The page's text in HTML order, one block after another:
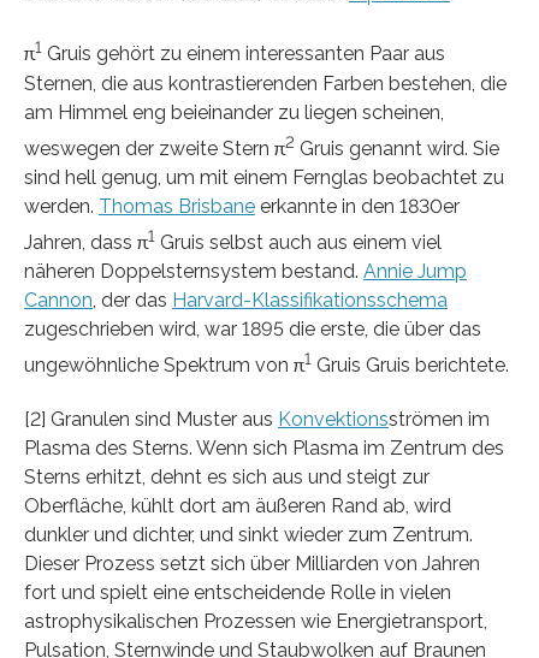
π1 Gruis gehört zu einem interessanten Paar aus
Sternen, die aus kontrastierenden Farben bestehen, die
am Himmel eng beieinander zu liegen scheinen,
weswegen der zweite Stern π2 Gruis genannt wird. Sie
sind hell genug, um mit einem Fernglas beobachtet zu
werden. Thomas Brisbane erkannte in den 1830er
Jahren, dass π1 Gruis selbst auch aus einem viel
näheren Doppelsternsystem bestand. Annie Jump
Cannon, der das Harvard-Klassifikationsschema
zugeschrieben wird, war 1895 die erste, die über das
ungewöhnliche Spektrum von π1 Gruis Gruis berichtete.
[2] Granulen sind Muster aus Konvektionsströmen im
Plasma des Sterns. Wenn sich Plasma im Zentrum des
Sterns erhitzt, dehnt es sich aus und steigt zur
Oberfläche, kühlt dort am äußeren Rand ab, wird
dunkler und dichter, und sinkt wieder zum Zentrum.
Dieser Prozess setzt sich über Milliarden von Jahren
fort und spielt eine entscheidende Rolle in vielen
astrophysikalischen Prozessen wie Energietransport,
Pulsation, Sternwinde und Staubwolken auf Braunen